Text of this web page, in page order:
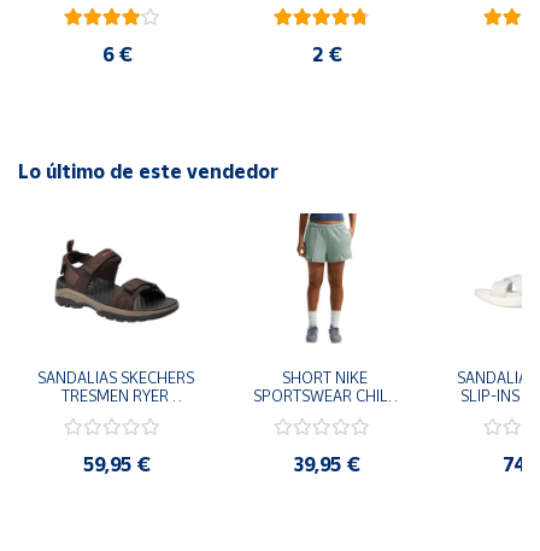
6 € 2 €
Lo último de este vendedor
SANDALIAS SKECHERS
TRESMEN RYER
205112-CHOC
COMODAS
59,95 €
SHORT NIKE
SPORTSWEAR CHILL
006 PANTALONES
39,95 €
SANDALIAS
SLIP-INS